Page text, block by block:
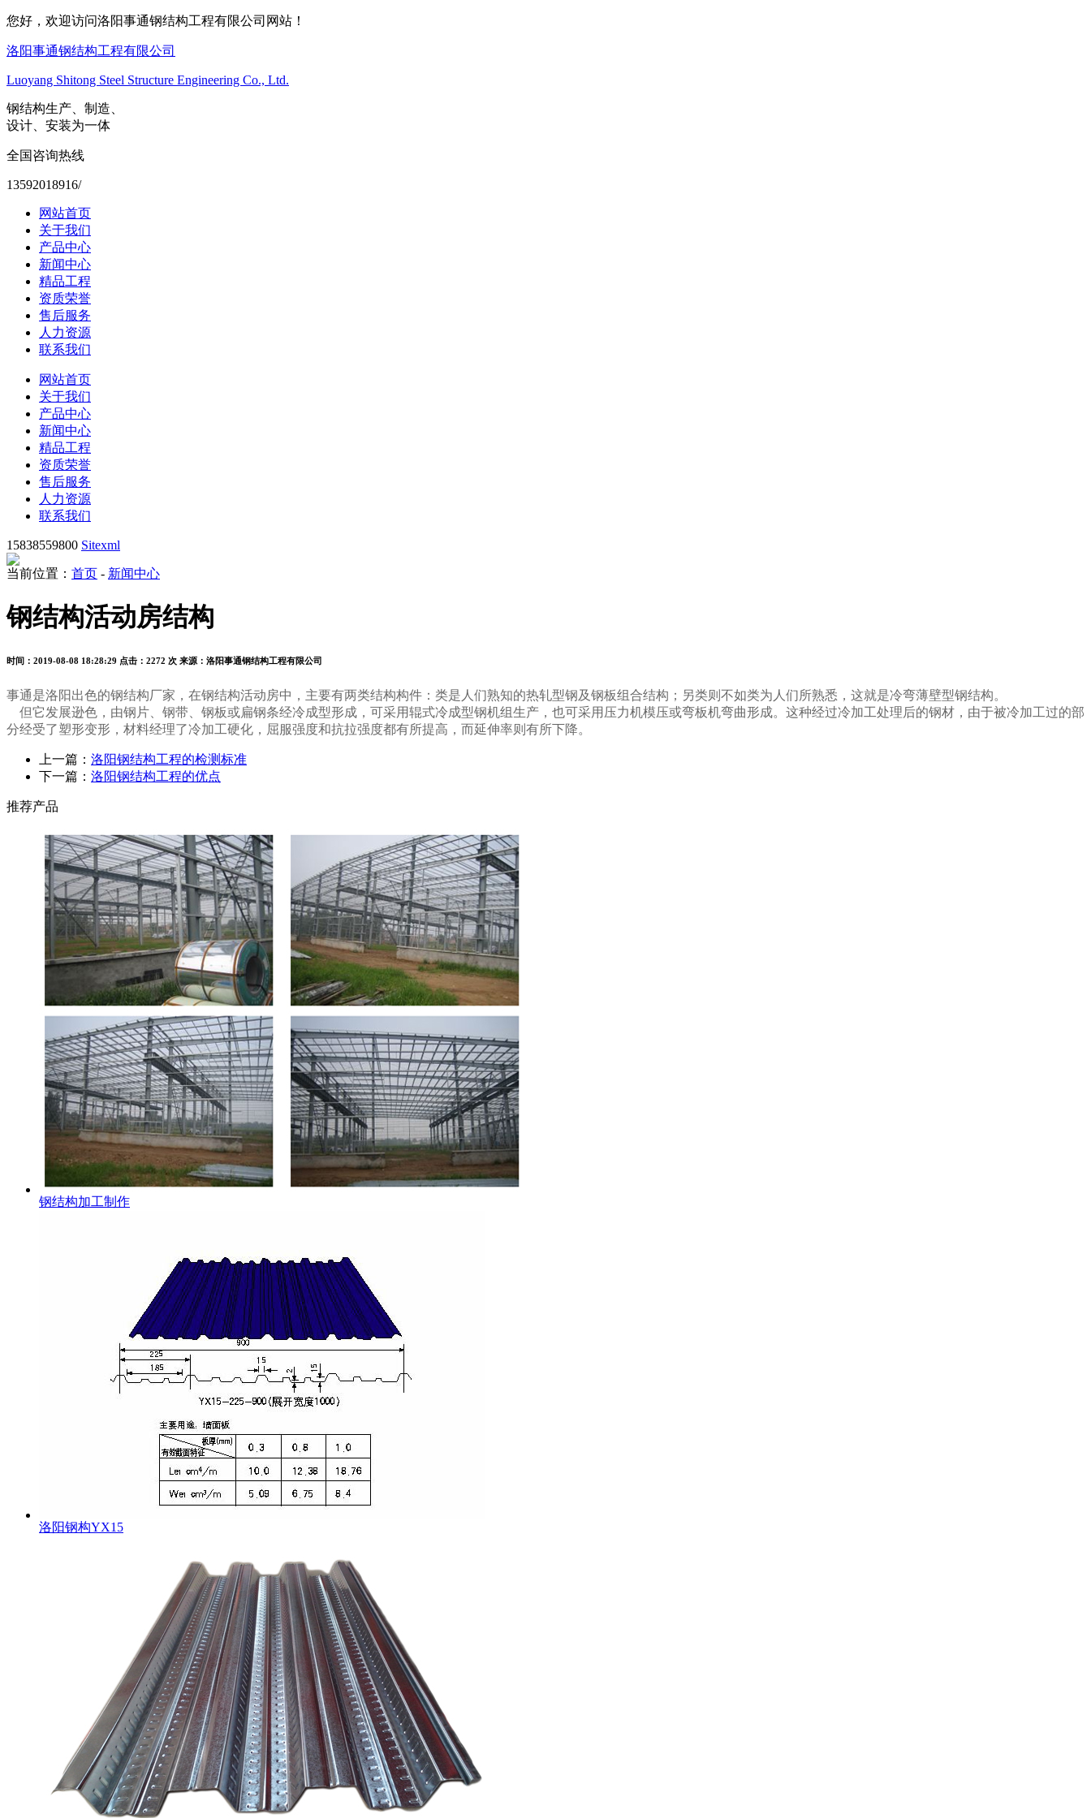
您好，欢迎访问洛阳事通钢结构工程有限公司网站！
洛阳事通钢结构工程有限公司
Luoyang Shitong Steel Structure Engineering Co., Ltd.
钢结构生产、制造、
设计、安装为一体
全国咨询热线
13592018916/
网站首页
关于我们
产品中心
新闻中心
精品工程
资质荣誉
售后服务
人力资源
联系我们
网站首页
关于我们
产品中心
新闻中心
精品工程
资质荣誉
售后服务
人力资源
联系我们
15838559800 Sitexml
当前位置： 首页 - 新闻中心
钢结构活动房结构
时间：2019-08-08 18:28:29 点击：2272 次 来源：洛阳事通钢结构工程有限公司
事通是洛阳出色的钢结构厂家，在钢结构活动房中，主要有两类结构构件：类是人们熟知的热轧型钢及钢板组合结构；另类则不如类为人们所熟悉，这就是冷弯薄壁型钢结构。
但它发展逊色，由钢片、钢带、钢板或扁钢条经冷成型形成，可采用辊式冷成型钢机组生产，也可采用压力机模压或弯板机弯曲形成。这种经过冷加工处理后的钢材，由于被冷加工过的部
分经受了塑形变形，材料经理了冷加工硬化，屈服强度和抗拉强度都有所提高，而延伸率则有所下降。
上一篇： 洛阳钢结构工程的检测标准
下一篇： 洛阳钢结构工程的优点
推荐产品
钢结构加工制作
洛阳钢构YX15